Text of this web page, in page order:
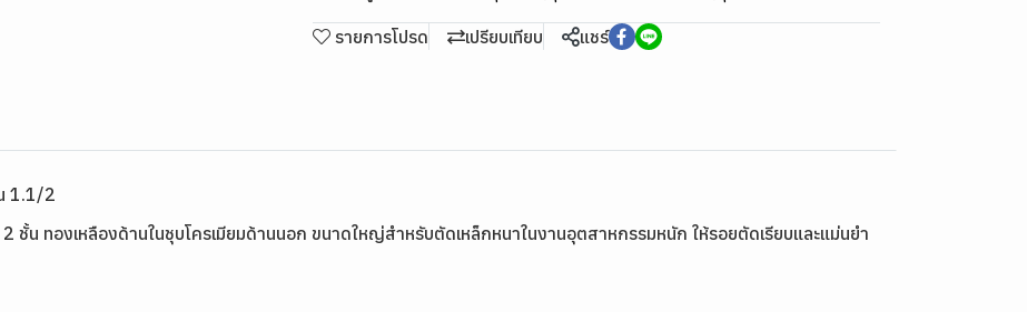
รายการโปรด เปรียบเทียบ แชร์
1.1/2
น ทองเหลืองด้านในชุบโครเมียมด้านนอก ขนาดใหญ่สำหรับตัดเหล็กหนาในงานอุตสาหกรรมหนัก ให้รอยตัดเรียบและแม่นยำ